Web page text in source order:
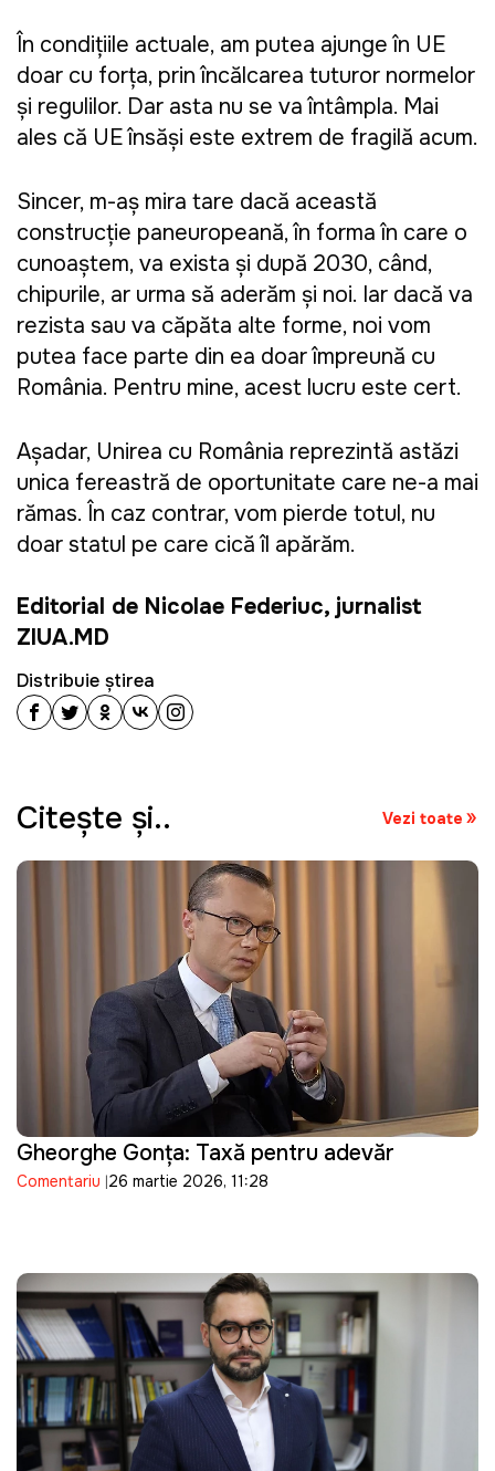
În condițiile actuale, am putea ajunge în UE
doar cu forța, prin încălcarea tuturor normelor
și regulilor. Dar asta nu se va întâmpla. Mai
ales că UE însăși este extrem de fragilă acum.
Sincer, m-aș mira tare dacă această
construcție paneuropeană, în forma în care o
cunoaștem, va exista și după 2030, când,
chipurile, ar urma să aderăm și noi. Iar dacă va
rezista sau va căpăta alte forme, noi vom
putea face parte din ea doar împreună cu
România. Pentru mine, acest lucru este cert.
Așadar, Unirea cu România reprezintă astăzi
unica fereastră de oportunitate care ne-a mai
rămas. În caz contrar, vom pierde totul, nu
doar statul pe care cică îl apărăm.
Editorial de Nicolae Federiuc, jurnalist
ZIUA.MD
Distribuie știrea
Citeşte şi.. Vezi toate
Gheorghe Gonța: Taxă pentru adevăr
Comentariu 26 martie 2026, 11:28